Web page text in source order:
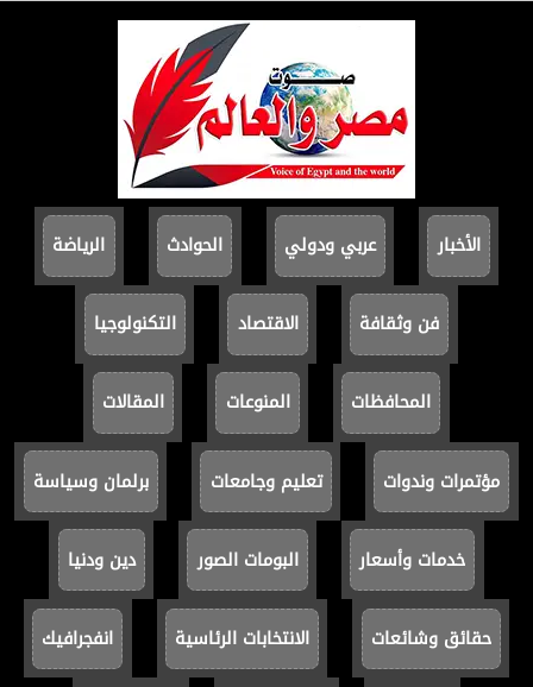
الأخبار عربي ودولي الحوادث الرياضة
فن وثقافة الاقتصاد التكنولوجيا
المحافظات المنوعات المقالات
مؤتمرات وندوات تعليم وجامعات برلمان وسياسة
خدمات وأسعار البومات الصور دين ودنيا
حقائق وشائعات الانتخابات الرئاسية انفجرافيك